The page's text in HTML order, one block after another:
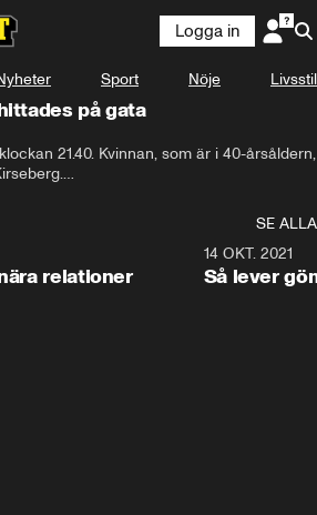
Logga in
Sport Nöje Livsstil
på gata
21.40. Kvinnan, som är i 40-årsåldern,
har blivit knivskuren, säger Stephan
till sjukhus. I nuläget är hennes
har skickats till platsen och söker
SE ALLA
relationer
14 OKT. 2021
Så lever